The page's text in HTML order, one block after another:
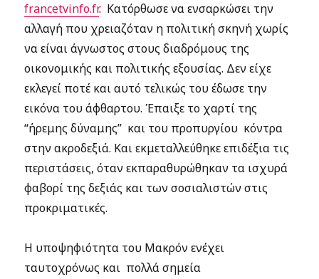
francetvinfo.fr. Kατόρθωσε να ενσαρκώσει την
αλλαγή που χρειαζόταν η πολιτική σκηνή χωρίς
να είναι άγνωστος στους διαδρόμους της
οικονομικής και πολιτικής εξουσίας. Δεν είχε
εκλεγεί ποτέ και αυτό τελικώς του έδωσε την
εικόνα του άφθαρτου. Έπαιξε το χαρτί της
“ήρεμης δύναμης” και του προπυργίου κόντρα
στην ακροδεξιά. Και εκμεταλλεύθηκε επιδέξια τις
περιστάσεις, όταν εκπαραθυρώθηκαν τα ισχυρά
φαβορί της δεξιάς και των σοσιαλιστών στις
προκριματικές.
Η υποψηφιότητα του Μακρόν ενέχει
ταυτοχρόνως και πολλά σημεία